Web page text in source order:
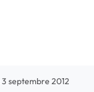
3 septembre 2012